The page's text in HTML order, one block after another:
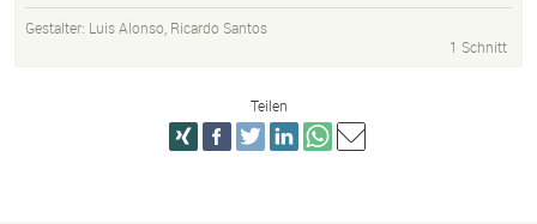
Gestalter: Luis Alonso, Ricardo Santos
1 Schnitt
Teilen